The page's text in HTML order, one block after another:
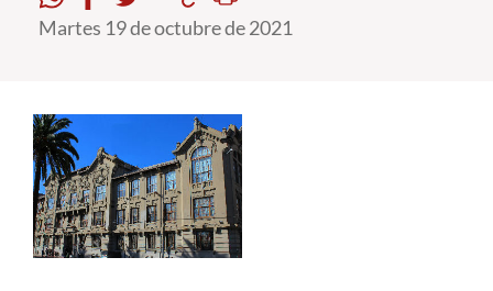
Académicos
English
Martes 19 de octubre de 2021